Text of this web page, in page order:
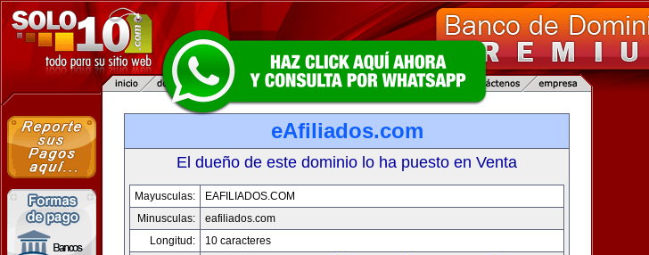
eAfiliados.com
El dueño de este dominio lo ha puesto en Venta
Mayusculas:
EAFILIADOS.COM
Minusculas:
eafiliados.com
Longitud:
10 caracteres